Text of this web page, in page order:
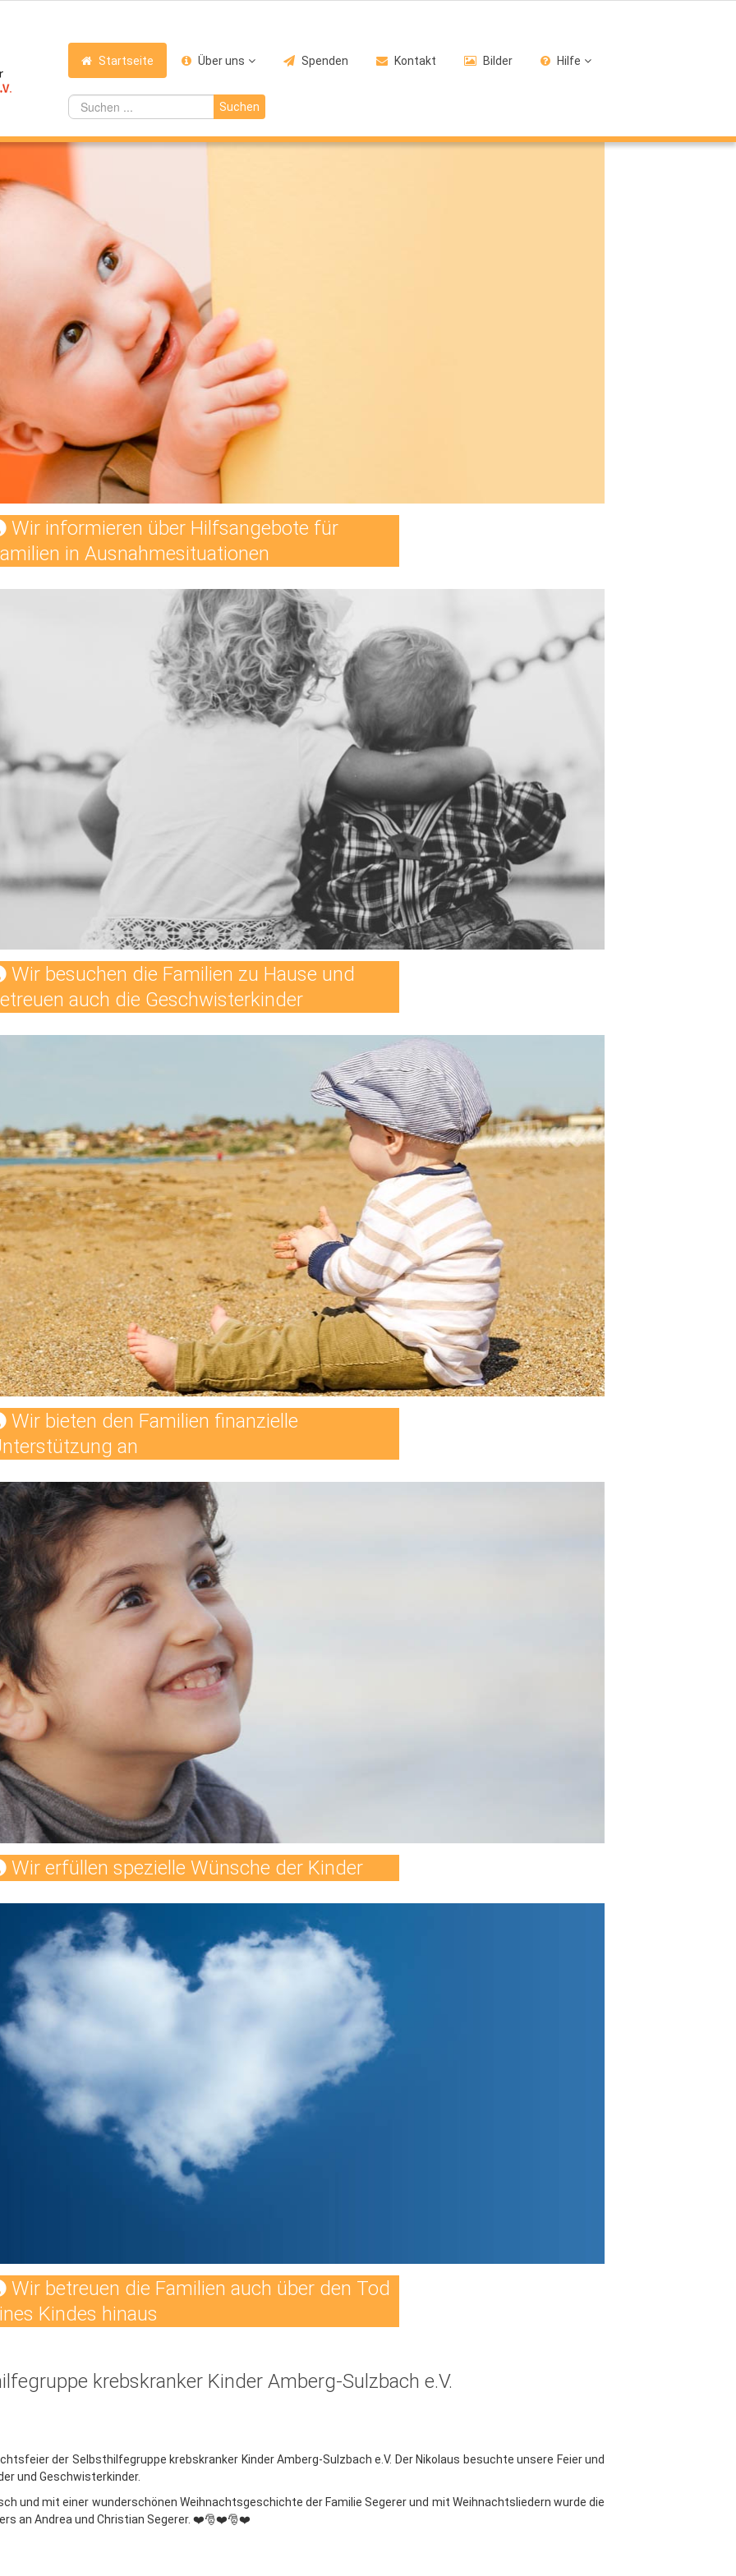
Startseite Über uns Spenden Kontakt Bilder Hilfe
Suchen
Wir informieren über Hilfsangebote für
in Ausnahmesituationen
Wir besuchen die Familien zu Hause und
auch die Geschwisterkinder
Wir bieten den Familien finanzielle
an
Wir erfüllen spezielle Wünsche der Kinder
Wir betreuen die Familien auch über den Tod
Kindes hinaus
krebskranker Kinder Amberg-Sulzbach e.V.
der Selbsthilfegruppe krebskranker Kinder Amberg-Sulzbach e.V. Der Nikolaus besuchte unsere Feier und
und Geschwisterkinder.
und mit einer wunderschönen Weihnachtsgeschichte der Familie Segerer und mit Weihnachtsliedern wurde die
an Andrea und Christian Segerer. ❤️🎅❤️🎅❤️